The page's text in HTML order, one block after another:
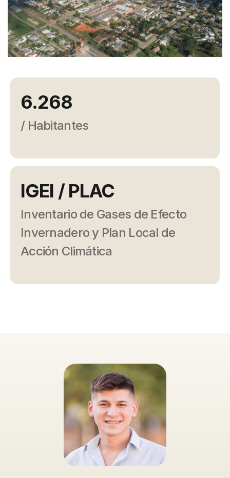
Campañas
Arbolado
Residuos
Edificios Municipales Energéticamente
6.268
/ Habitantes
IGEI / PLAC
Inventario de Gases de Efecto
Invernadero y Plan Local de
Acción Climática